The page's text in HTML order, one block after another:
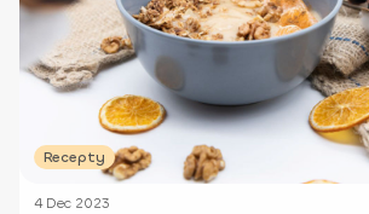
Recepty
4 Dec 2023